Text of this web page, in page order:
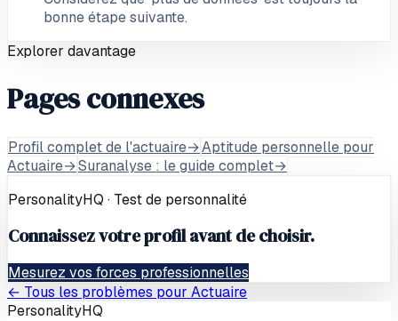
bonne étape suivante.
Explorer davantage
Pages connexes
Profil complet de l'actuaire→Aptitude personnelle pour
Actuaire→Suranalyse : le guide complet→
PersonalityHQ · Test de personnalité
Connaissez votre profil avant de choisir.
Mesurez vos forces professionnelles
← Tous les problèmes pour Actuaire
PersonalityHQ